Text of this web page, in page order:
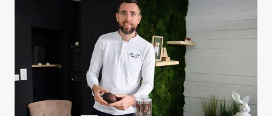
LA ROUTE DES PRODUCTEURS
NOUS CONTACTER